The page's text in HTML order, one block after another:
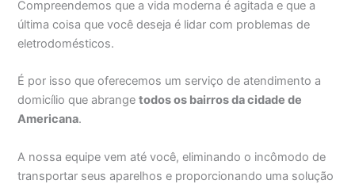
Compreendemos que a vida moderna é agitada e que a
última coisa que você deseja é lidar com problemas de
eletrodomésticos.
É por isso que oferecemos um serviço de atendimento a
domicílio que abrangetodos os bairros da cidade de
Americana.
A nossa equipe vem até você, eliminando o incômodo de
transportar seus aparelhos e proporcionando uma solução